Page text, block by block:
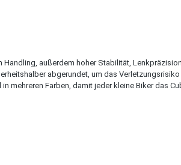
außerdem hoher Stabilität,
abgerundet, um das
Farben, damit jeder kleine Biker das